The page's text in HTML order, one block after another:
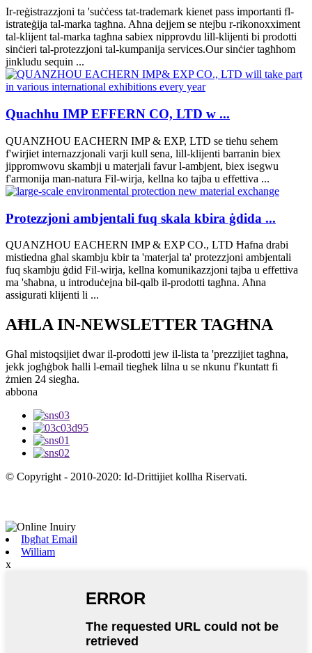
Ir-reġistrazzjoni ta 'suċċess tat-trademark kienet pass importanti fl-
istrateġija tal-marka tagħna. Aħna dejjem se ntejbu r-rikonoxximent
tal-klijent tal-marka tagħna sabiex nipprovdu lill-klijenti bi prodotti
sinċieri tal-protezzjoni tal-kumpanija services.Our sinċier tagħhom
jinkludu sequin ...
Quachhu IMP EFFERN CO, LTD w ...
QUANZHOU EACHERN IMP & EXP, LTD se tieħu sehem
f'wirjiet internazzjonali varji kull sena, lill-klijenti barranin biex
jippromwovu skambji u materjali favur l-ambjent, biex isegwu
f'armonija man-natura Fil-wirja, kellna ko tajba u effettiva ...
Protezzjoni ambjentali fuq skala kbira ġdida ...
QUANZHOU EACHERN IMP & EXP CO., LTD Ħafna drabi
mistiedna għal skambju kbir ta 'materjal ta' protezzjoni ambjentali
fuq skambju ġdid Fil-wirja, kellna komunikazzjoni tajba u effettiva
ma 'sħabna, u introduċejna bil-qalb il-prodotti tagħna. Aħna
assigurati klijenti li ...
AĦLA IN-NEWSLETTER TAGĦNA
Għal mistoqsijiet dwar il-prodotti jew il-lista ta 'prezzijiet tagħna,
jekk jogħġbok ħalli l-email tiegħek lilna u se nkunu f'kuntatt fi
żmien 24 siegħa.
abbona
© Copyright - 2010-2020: Id-Drittijiet kollha Riservati.
Ibgħat Email
William
x